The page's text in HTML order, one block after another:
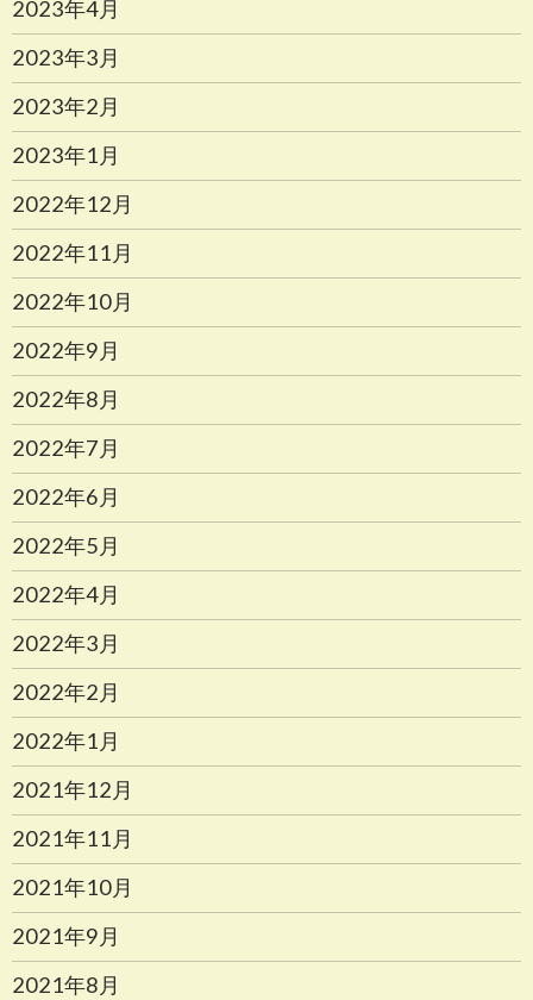
2023年4月
2023年3月
2023年2月
2023年1月
2022年12月
2022年11月
2022年10月
2022年9月
2022年8月
2022年7月
2022年6月
2022年5月
2022年4月
2022年3月
2022年2月
2022年1月
2021年12月
2021年11月
2021年10月
2021年9月
2021年8月